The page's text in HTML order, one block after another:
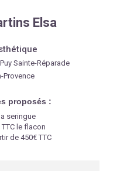
Elsa
Sainte-Réparade
Provence
proposés :
seringue
le flacon
de 450€ TTC